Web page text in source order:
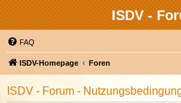
ISDV -
FAQ
ISDV-Homepage Foren
ISDV - Forum -